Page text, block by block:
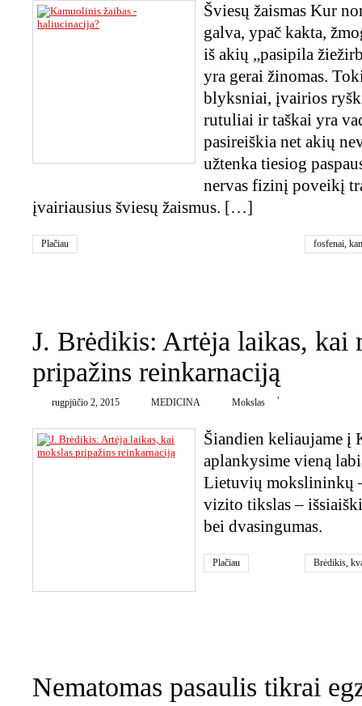
Šviesų žaismas Kur
galva, ypač kakta,
iš akių „pasipila
yra gerai žinomas.
blyksniai, įvairios
rutuliai ir taškai yra
pasireiškia net akių
užtenka tiesiog
nervas fizinį poveikį
įvairiausius šviesų žaismus. […]
Plačiau fosfenai,
J. Brėdikis: Artėja laikas, kai
pripažins reinkarnaciją
rugpjūčio 2, 2015 MEDICINA
,
Mokslas
Šiandien keliaujame į
aplankysime vieną
Lietuvių mokslininkų
vizito tikslas –
bei dvasingumas.
Plačiau Brėdikis,
Nematomas pasaulis tikrai